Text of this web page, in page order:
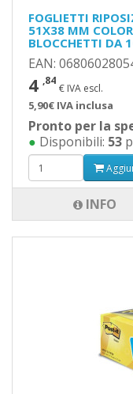
FOGLIETTI
51X38 MM
BLOCCHETTI DA
EAN:
4 ,84
€ IVA escl.
5,90€ IVA inclusa
Pronto per la
● Disponibili: 53
INFO